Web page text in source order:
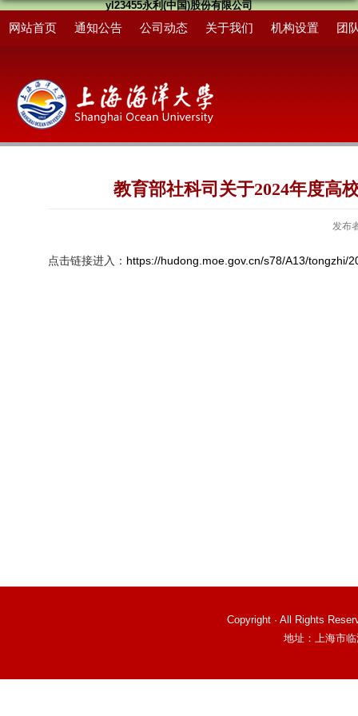
yl23455永利(中国)股份有限公司
网站首页 通知公告 公司动态 关于我们 机构设置 团
教育部社科司关于2024年度高
发布
点击链接进入： https://hudong.moe.gov.cn/s78/A13/tongzhi/
Copyright · All Rights
地址：上海市